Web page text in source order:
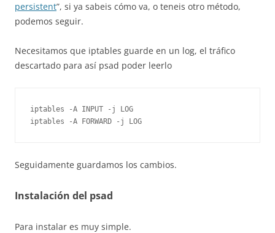
persistent”, si ya sabeis cómo va, o teneis otro método,
podemos seguir.
Necesitamos que iptables guarde en un log, el tráfico
descartado para así psad poder leerlo
iptables -A INPUT -j LOG
Seguidamente guardamos los cambios.
Instalación del psad
Para instalar es muy simple.